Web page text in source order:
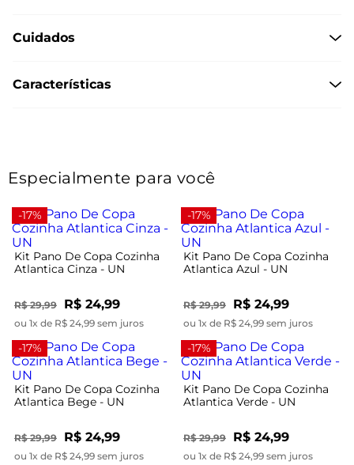
Cuidados
Características
Especialmente para você
-17%
Kit Pano De Copa Cozinha
Atlantica Cinza - UN
R$ 29,99 R$ 24,99
ou 1x de R$ 24,99 sem juros
-17%
Kit Pano De Copa Cozinha
Atlantica Azul - UN
R$ 29,99 R$ 24,99
ou 1x de R$ 24,99 sem juros
-17%
Kit Pano De Copa Cozinha
Atlantica Bege - UN
R$ 29,99 R$ 24,99
ou 1x de R$ 24,99 sem juros
-17%
Kit Pano De Copa Cozinha
Atlantica Verde - UN
R$ 29,99 R$ 24,99
ou 1x de R$ 24,99 sem juros